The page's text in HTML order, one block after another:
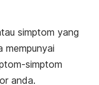
simptom yang
mempunyai
simptom
anda.